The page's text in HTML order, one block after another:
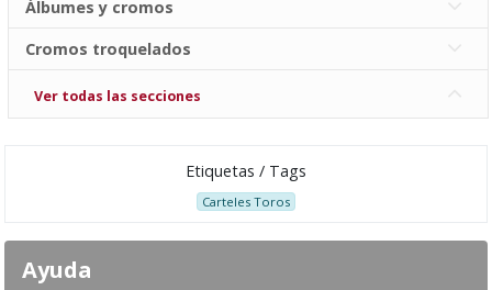
Álbumes y cromos
Cromos troquelados
Ver todas las secciones
Etiquetas / Tags
Carteles Toros
Ayuda